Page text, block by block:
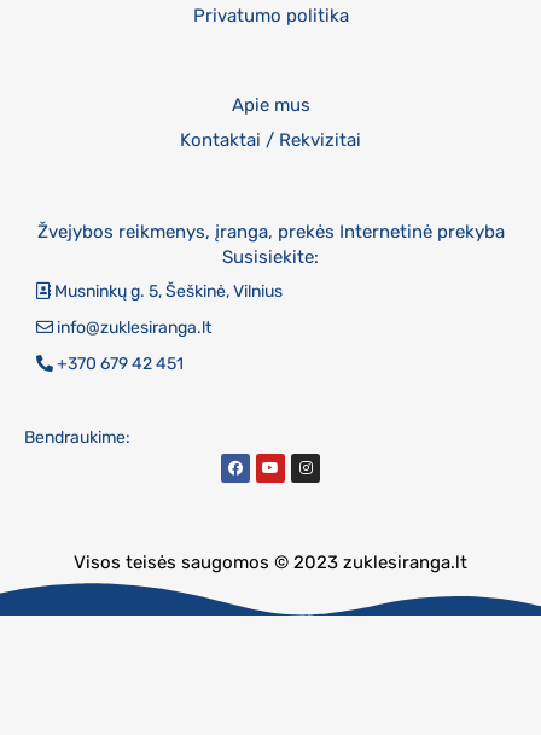
Privatumo politika
Apie mus
Kontaktai / Rekvizitai
Žvejybos reikmenys, įranga, prekės Internetinė prekyba
Susisiekite:
Musninkų g. 5, Šeškinė, Vilnius
info@zuklesiranga.lt
+370 679 42 451
Bendraukime:
Visos teisės saugomos © 2023 zuklesiranga.lt